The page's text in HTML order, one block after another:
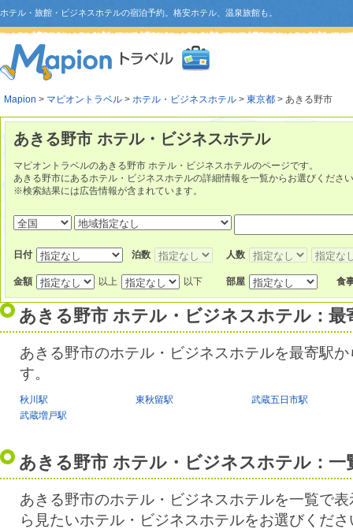
ホテル・旅館・ビジネスホテルの宿泊予約。格安ホテル、温泉旅館も。
Mapion > マピオントラベル > ホテル・ビジネスホテル > 東京都 > あきる野市
あきる野市 ホテル・ビジネスホテル
マピオントラベルのあきる野市 ホテル・ビジネスホテルのページです。
あきる野市にあるホテル・ビジネスホテルの詳細情報を一覧からお選びくださ
※検索結果には広告情報が含まれています。
日付 泊数 人数
金額 以上 以下 部屋 食
あきる野市 ホテル・ビジネスホテル：最
あきる野市のホテル・ビジネスホテルを最寄駅
す。
秋川駅 東秋留駅
武蔵五日市駅
武蔵増戸駅
あきる野市 ホテル・ビジネスホテル：一
あきる野市のホテル・ビジネスホテルを一覧で
ら見たいホテル・ビジネスホテルをお選びくださ